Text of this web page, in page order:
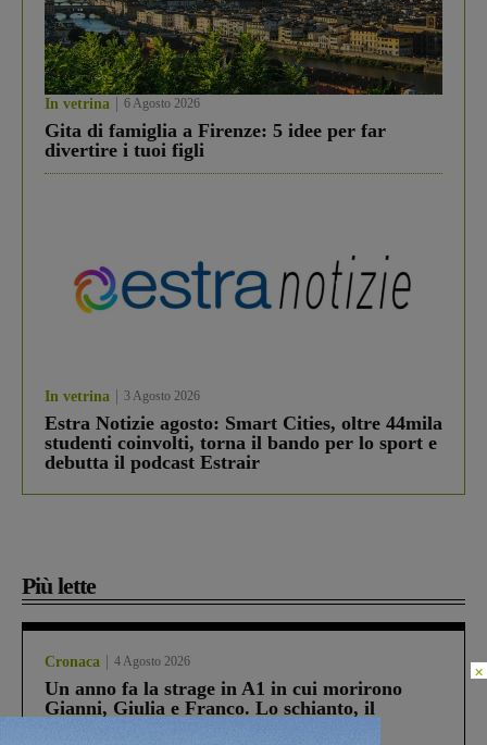
In vetrina 6 Agosto 2026
Gita di famiglia a Firenze: 5 idee per far
divertire i tuoi figli
In vetrina 3 Agosto 2026
Estra Notizie agosto: Smart Cities, oltre 44mila
studenti coinvolti, torna il bando per lo sport e
debutta il podcast Estrair
Più lette
Cronaca 4 Agosto 2026
Un anno fa la strage in A1 in cui morirono
Gianni, Giulia e Franco. Lo schianto, il
×